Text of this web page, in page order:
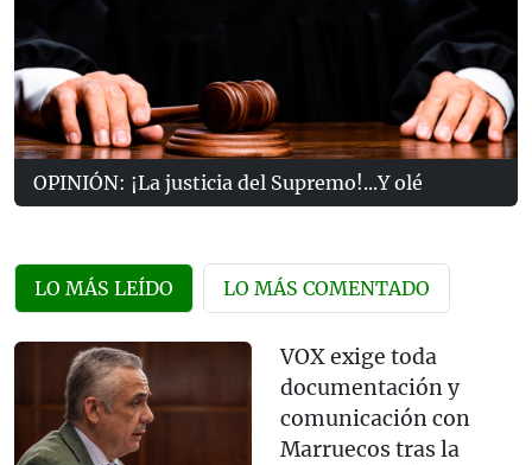
OPINIÓN: ¡La justicia del Supremo!...Y olé
LO MÁS LEÍDO LO MÁS COMENTADO
VOX exige toda
documentación y
comunicación con
Marruecos tras la